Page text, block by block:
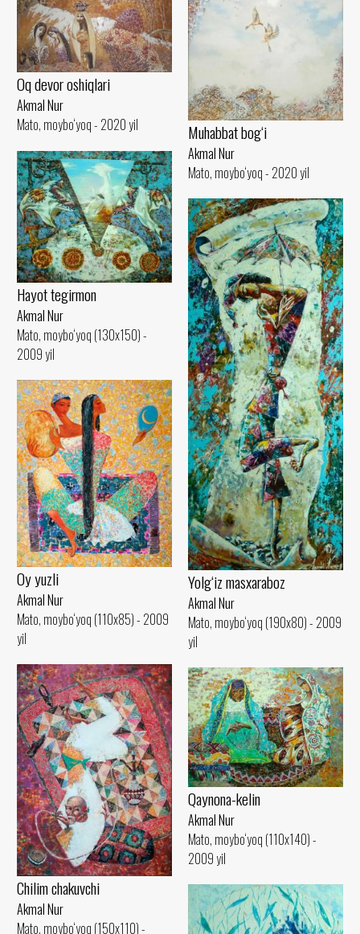
Muhabbat bog‘i
Akmal Nur
Mato, moybo‘yoq - 2020 yil
Oq devor oshiqlari
Akmal Nur
Mato, moybo‘yoq - 2020 yil
Hayot tegirmon
Akmal Nur
Mato, moybo‘yoq (130x150) -
2009 yil
Yolg‘iz masxaraboz
Akmal Nur
Mato, moybo‘yoq (190x80) - 2009
yil
Oy yuzli
Akmal Nur
Mato, moybo‘yoq (110x85) - 2009
yil
Сhilim chakuvchi
Akmal Nur
Mato, moybo‘yoq (150x110) -
Qaynona-kelin
Akmal Nur
Mato, moybo‘yoq (110x140) -
2009 yil